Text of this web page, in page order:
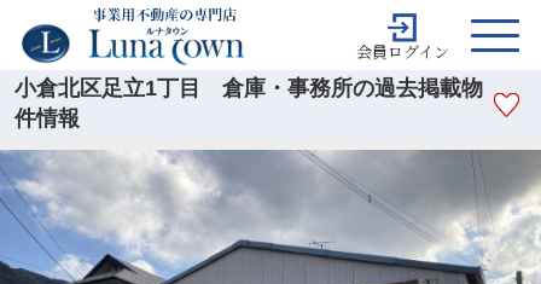
会員ログイン
小倉北区足立1丁目 倉庫・事務所の過去掲載物
件情報